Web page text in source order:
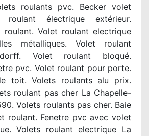
roulants pvc. Becker volet
roulant électrique extérieur.
roulant. Volet roulant electrique
métalliques. Volet roulant
Volet roulant bloqué.
pvc. Volet roulant pour porte.
toit. Volets roulants alu prix.
roulant pas cher La Chapelle-
Volets roulants pas cher. Baie
roulant. Fenetre pvc avec volet
Volets roulant electrique La